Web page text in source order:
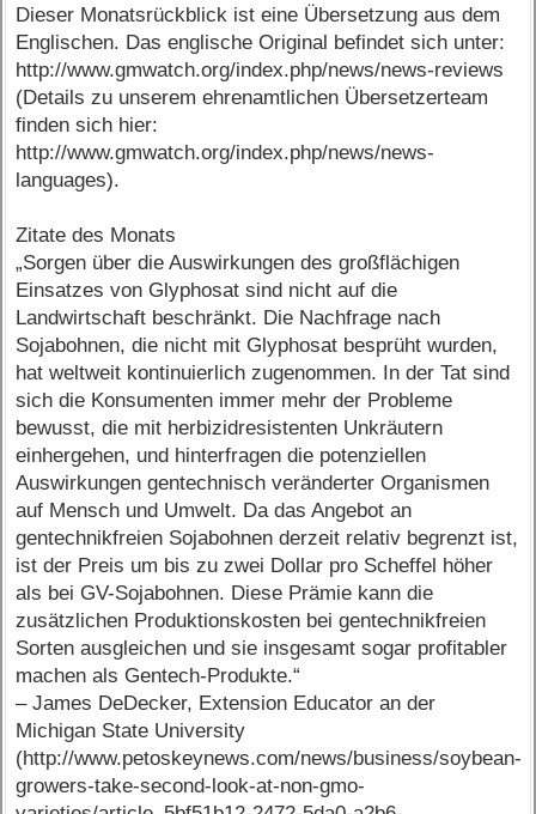
Dieser Monatsrückblick ist eine Übersetzung aus dem
Englischen. Das englische Original befindet sich unter:
http://www.gmwatch.org/index.php/news/news-reviews
(Details zu unserem ehrenamtlichen Übersetzerteam
finden sich hier:
http://www.gmwatch.org/index.php/news/news-
languages).
Zitate des Monats
„Sorgen über die Auswirkungen des großflächigen
Einsatzes von Glyphosat sind nicht auf die
Landwirtschaft beschränkt. Die Nachfrage nach
Sojabohnen, die nicht mit Glyphosat besprüht wurden,
hat weltweit kontinuierlich zugenommen. In der Tat sind
sich die Konsumenten immer mehr der Probleme
bewusst, die mit herbizidresistenten Unkräutern
einhergehen, und hinterfragen die potenziellen
Auswirkungen gentechnisch veränderter Organismen
auf Mensch und Umwelt. Da das Angebot an
gentechnikfreien Sojabohnen derzeit relativ begrenzt ist,
ist der Preis um bis zu zwei Dollar pro Scheffel höher
als bei GV-Sojabohnen. Diese Prämie kann die
zusätzlichen Produktionskosten bei gentechnikfreien
Sorten ausgleichen und sie insgesamt sogar profitabler
machen als Gentech-Produkte.“
– James DeDecker, Extension Educator an der
Michigan State University
(http://www.petoskeynews.com/news/business/soybean-
growers-take-second-look-at-non-gmo-